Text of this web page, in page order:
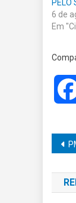
PELO
6 de
Em
de
PM